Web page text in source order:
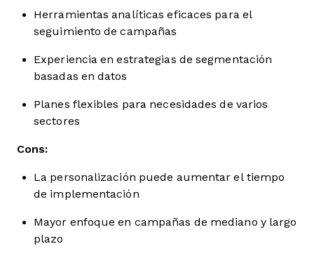
Herramientas analíticas eficaces para el
seguimiento de campañas
Experiencia en estrategias de segmentación
basadas en datos
Planes flexibles para necesidades de varios
sectores
Cons:
La personalización puede aumentar el tiempo
de implementación
Mayor enfoque en campañas de mediano y largo
plazo